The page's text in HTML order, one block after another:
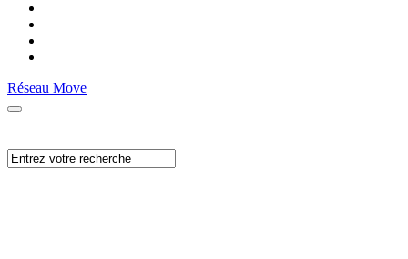
Réseau Move